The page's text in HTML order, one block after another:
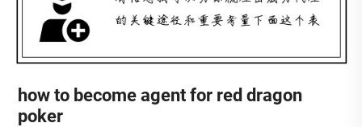
how to become agent for red dragon
poker